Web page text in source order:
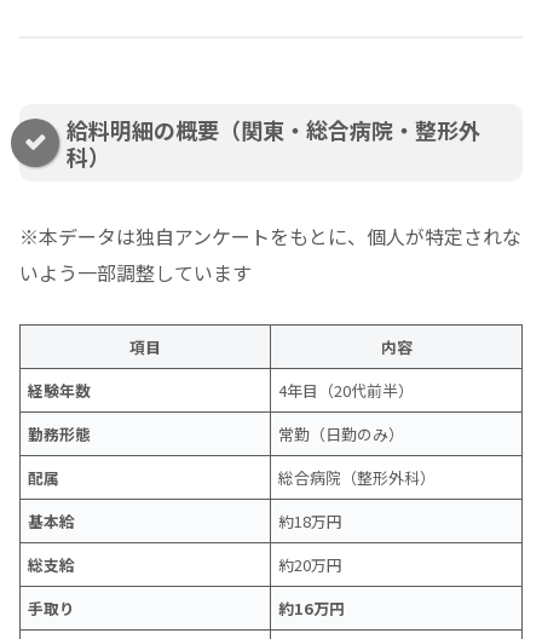
給料明細の概要（関東・総合病院・整形外
科）
※本データは独自アンケートをもとに、個人が特定されな
いよう一部調整しています
項目
内容
経験年数
4年目（20代前半）
勤務形態
常勤（日勤のみ）
配属
総合病院（整形外科）
基本給
約18万円
総支給
約20万円
手取り
約16万円